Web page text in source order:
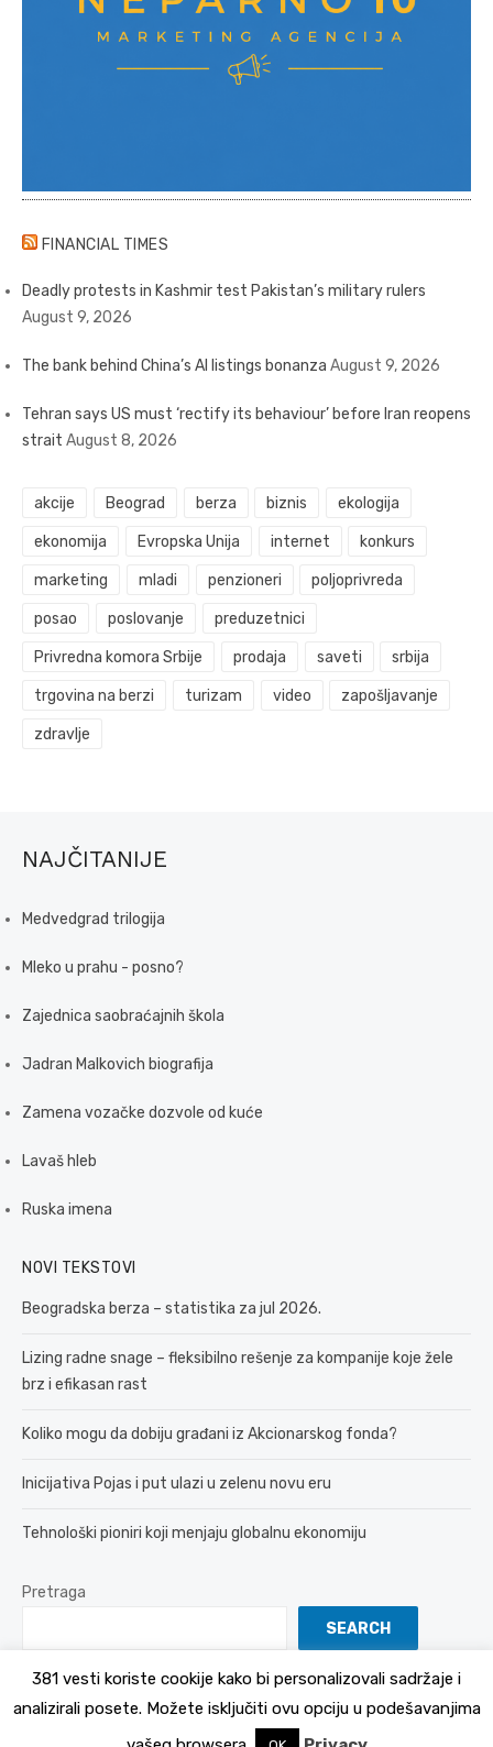
FINANCIAL TIMES
Deadly protests in Kashmir test Pakistan’s military rulers
August 9, 2026
The bank behind China’s AI listings bonanza August 9, 2026
Tehran says US must ‘rectify its behaviour’ before Iran reopens
strait August 8, 2026
akcije Beograd berza biznis ekologija
ekonomija Evropska Unija internet konkurs
marketing mladi penzioneri poljoprivreda
posao poslovanje preduzetnici
Privredna komora Srbije prodaja saveti srbija
trgovina na berzi turizam video zapošljavanje
zdravlje
NAJČITANIJE
Medvedgrad trilogija
Mleko u prahu - posno?
Zajednica saobraćajnih škola
Jadran Malkovich biografija
Zamena vozačke dozvole od kuće
Lavaš hleb
Ruska imena
NOVI TEKSTOVI
Beogradska berza – statistika za jul 2026.
Lizing radne snage – fleksibilno rešenje za kompanije koje žele
brz i efikasan rast
Koliko mogu da dobiju građani iz Akcionarskog fonda?
Inicijativa Pojas i put ulazi u zelenu novu eru
Tehnološki pioniri koji menjaju globalnu ekonomiju
Pretraga
SEARCH
Politika Privatnosti
381 vesti koriste cookije kako bi personalizovali sadržaje i
analizirali posete. Možete isključiti ovu opciju u podešavanjima